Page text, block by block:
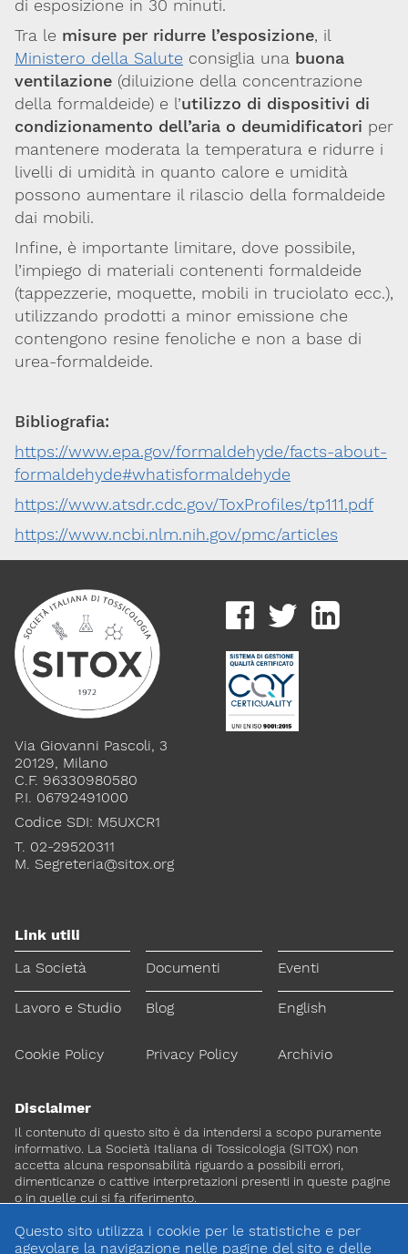
di esposizione in 30 minuti.
Tra le misure per ridurre l’esposizione, il
Ministero della Salute consiglia una buona
ventilazione (diluizione della concentrazione
della formaldeide) e l’utilizzo di dispositivi di
condizionamento dell’aria o deumidificatori per
mantenere moderata la temperatura e ridurre i
livelli di umidità in quanto calore e umidità
possono aumentare il rilascio della formaldeide
dai mobili.
Infine, è importante limitare, dove possibile,
l’impiego di materiali contenenti formaldeide
(tappezzerie, moquette, mobili in truciolato ecc.),
utilizzando prodotti a minor emissione che
contengono resine fenoliche e non a base di
urea-formaldeide.
Bibliografia:
https://www.epa.gov/formaldehyde/facts-about-
formaldehyde#whatisformaldehyde
https://www.atsdr.cdc.gov/ToxProfiles/tp111.pdf
https://www.ncbi.nlm.nih.gov/pmc/articles
Via Giovanni Pascoli, 3
20129, Milano
C.F. 96330980580
P.I. 06792491000
Codice SDI: M5UXCR1
T. 02-29520311
M. Segreteria@sitox.org
Link utili
La Società
Documenti Eventi
Lavoro e Studio Blog English
Cookie Policy Privacy Policy Archivio
Disclaimer
Il contenuto di questo sito è da intendersi a scopo puramente
informativo. La Società Italiana di Tossicologia (SITOX) non
accetta alcuna responsabilità riguardo a possibili errori,
dimenticanze o cattive interpretazioni presenti in queste pagine
o in quelle cui si fa riferimento.
Per maggiori informazioni e
Questo sito utilizza i cookie per le statistiche e per
agevolare la navigazione nelle pagine del sito e delle